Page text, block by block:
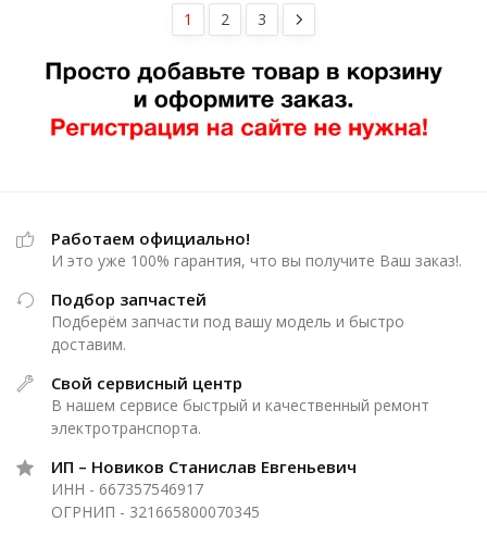
1 2 3
Работаем официально!
И это уже 100% гарантия, что вы получите Ваш заказ!.
Подбор запчастей
Подберём запчасти под вашу модель и быстро
доставим.
Свой сервисный центр
В нашем сервисе быстрый и качественный ремонт
электротранспорта.
ИП – Новиков Станислав Евгеньевич
ИНН - 667357546917
ОГРНИП - 321665800070345